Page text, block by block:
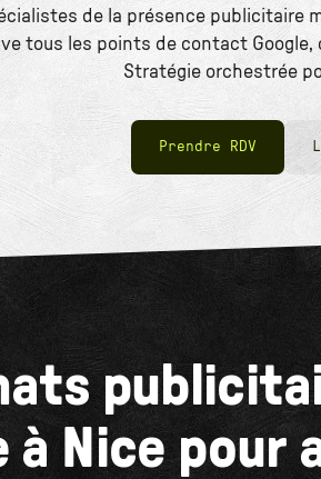
de la présence publicitaire
tous les points de contact
Stratégie orchestrée
Prendre RDV
à Nice